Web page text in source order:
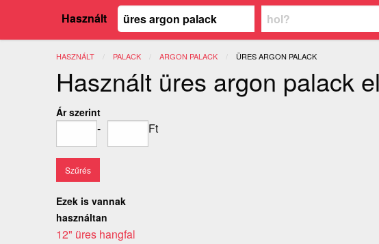
Használt
HASZNÁLT PALACK ARGON PALACK JELENLEGI:
ÜRES ARGON PALACK
Használt üres argon palack
Ár szerint
- Ft
Ezek is vannak
használtan
12" üres hangfal